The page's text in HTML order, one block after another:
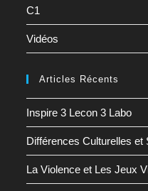
C1
Vidéos
Articles Récents
Inspire 3 Lecon 3 Labo
Différences Culturelles et
La Violence et Les Jeux